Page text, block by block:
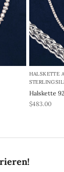
HALSKETTE
Halskette
REA-pris
$483.00